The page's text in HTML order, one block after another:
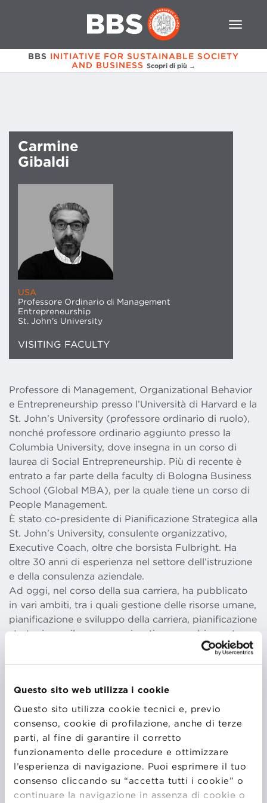
Questo sito web utilizza i cookie
Questo sito utilizza cookie tecnici e, previo
consenso, cookie di profilazione, anche di terze
parti, al fine di garantire il corretto
funzionamento delle procedure e ottimizzare
l’esperienza di navigazione. Puoi esprimere il tuo
consenso cliccando su “accetta tutti i cookie” o
continuare la navigazione in assenza di cookie o
BBS INITIATIVE FOR SUSTAINABLE SOCIETY
AND BUSINESS Scopri di più →
Carmine
Gibaldi
USA
Professore Ordinario di Management
Entrepreneurship
St. John's University
VISITING FACULTY
Professore di Management, Organizational Behavior
e Entrepreneurship presso l’Università di Harvard e la
St. John’s University (professore ordinario di ruolo),
nonché professore ordinario aggiunto presso la
Columbia University, dove insegna in un corso di
laurea di Social Entrepreneurship. Più di recente è
entrato a far parte della faculty di Bologna Business
School (Global MBA), per la quale tiene un corso di
People Management.
È stato co-presidente di Pianificazione Strategica alla
St. John’s University, consulente organizzativo,
Executive Coach, oltre che borsista Fulbright. Ha
oltre 30 anni di esperienza nel settore dell’istruzione
e della consulenza aziendale.
Ad oggi, nel corso della sua carriera, ha pubblicato
in vari ambiti, tra i quali gestione delle risorse umane,
pianificazione e sviluppo della carriera, pianificazione
strategica, sviluppo organizzativo e cambiamento,
istruzione superiore, aspetti legati al volto del
pensionamento che cambia, vantaggi di lavorare con
sue ricerche e gli scritti più recenti si rivolgono ad
argomenti quali: “Workplaces Shifting from Onsight
to Virtual Work” (capitolo accettato per una
pubblicazione dell’Academy of Management di
prossima uscita); “Fear/s Connected to COVID 19
and Returning to the Workplace”, e
“Intrapreneurship and Working Virtually”. Il suo
ultimo libro, pubblicato nel 2019, si intitola